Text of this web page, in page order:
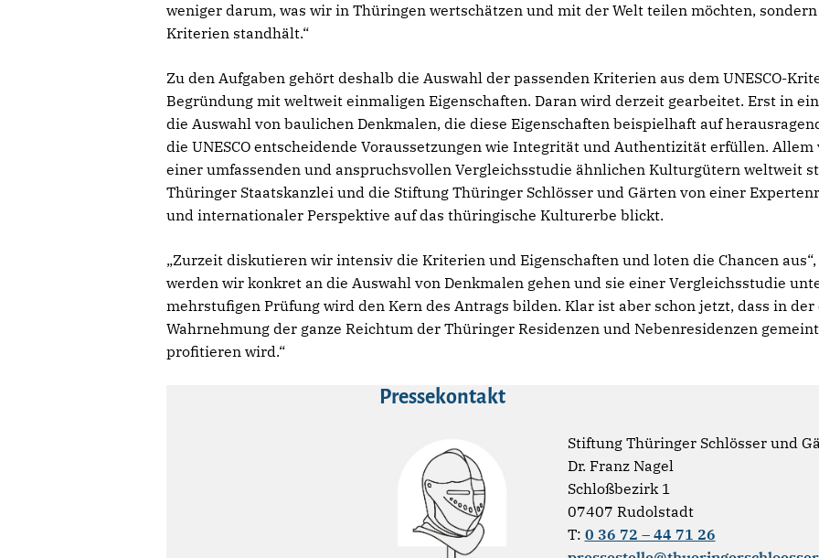
weniger darum, was wir in Thüringen wertschätzen und mit der Welt teilen möchten, sondern
Kriterien standhält.“
Zu den Aufgaben gehört deshalb die Auswahl der passenden Kriterien aus dem UNESCO-
Begründung mit weltweit einmaligen Eigenschaften. Daran wird derzeit gearbeitet. Erst in
die Auswahl von baulichen Denkmalen, die diese Eigenschaften beispielhaft auf
die UNESCO entscheidende Voraussetzungen wie Integrität und Authentizität erfüllen.
einer umfassenden und anspruchsvollen Vergleichsstudie ähnlichen Kulturgütern weltweit
Thüringer Staatskanzlei und die Stiftung Thüringer Schlösser und Gärten von einer
und internationaler Perspektive auf das thüringische Kulturerbe blickt.
„Zurzeit diskutieren wir intensiv die Kriterien und Eigenschaften und loten die Chancen aus“,
werden wir konkret an die Auswahl von Denkmalen gehen und sie einer Vergleichsstudie
mehrstufigen Prüfung wird den Kern des Antrags bilden. Klar ist aber schon jetzt, dass in
Wahrnehmung der ganze Reichtum der Thüringer Residenzen und Nebenresidenzen
profitieren wird.“
Pressekontakt
Stiftung Thüringer Schlösser und
Dr. Franz Nagel
Schloßbezirk 1
07407 Rudolstadt
T: 0 36 72 – 44 71 26